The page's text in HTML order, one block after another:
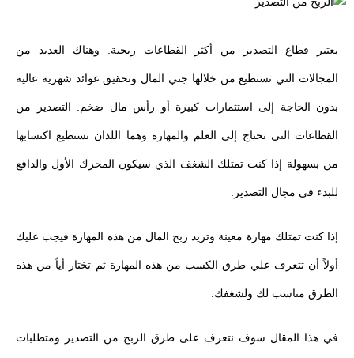
يعتبر قطاع التصدير من أكثر القطاعات ربحية. وهناك العديد من
المجالات التي تستطيع من خلالها جني المال وتحقيق عوائد شهرية عالية
بدون الحاجة إلى استثمارات كبيرة أو رأس مال ضخم. التصدير من
القطاعات التي تحتاج إلي العلم والمهارة وهما اللذان تستطيع اكتسابها
من بسهولة إذا كنت تمتلك الشغف الذي سيكون المحرك الأول والدافع
للبدء في مجال التصدير.
إذا كنت تمتلك مهارة معينة وتريد ربح المال من هذه المهارة فيجب عليك
أولاً أن تتعرف علي طرق الكسب من هذه المهارة ثم تختار أياً من هذه
الطرق مناسب لك ولشغفك.
في هذا المقال سوف نتعرف على طرق الربح من التصدير ومتطلبات